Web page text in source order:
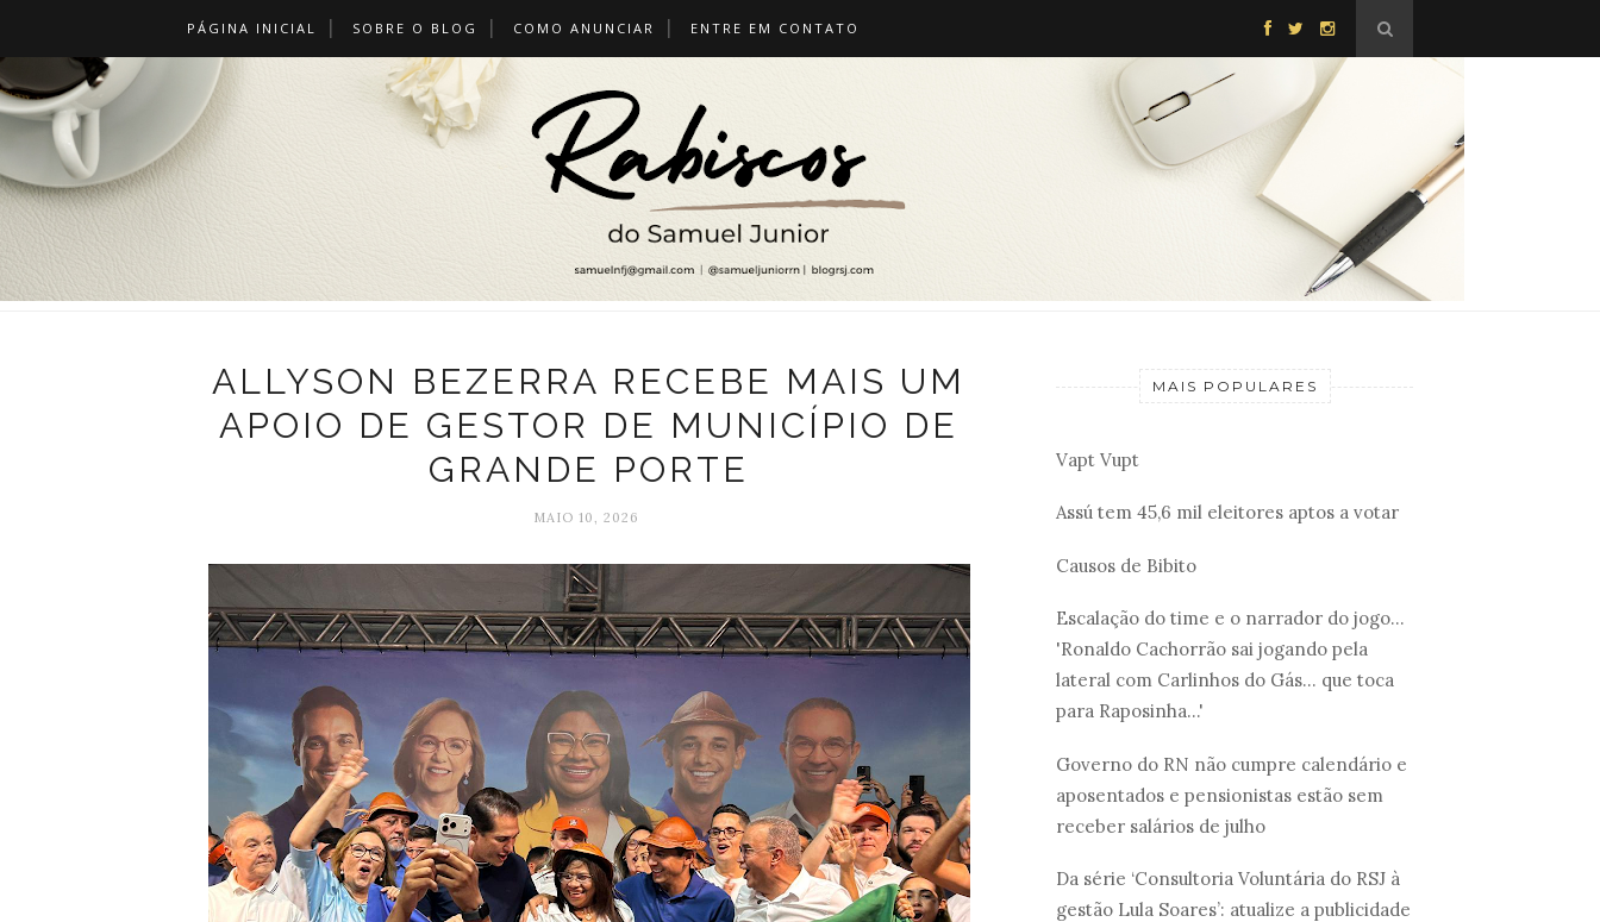
PÁGINA INICIAL SOBRE O BLOG COMO ANUNCIAR ENTRE EM CONTATO
ALLYSON BEZERRA RECEBE MAIS UM
APOIO DE GESTOR DE MUNICÍPIO DE
GRANDE PORTE
MAIO 10, 2026
MAIS POPULARES
Vapt Vupt
Assú tem 45,6 mil eleitores aptos a votar
Causos de Bibito
Escalação do time e o narrador do jogo...
'Ronaldo Cachorrão sai jogando pela
lateral com Carlinhos do Gás... que toca
para Raposinha...'
Governo do RN não cumpre calendário e
aposentados e pensionistas estão sem
receber salários de julho
Da série ‘Consultoria Voluntária do RSJ à
gestão Lula Soares’: atualize a publicidade